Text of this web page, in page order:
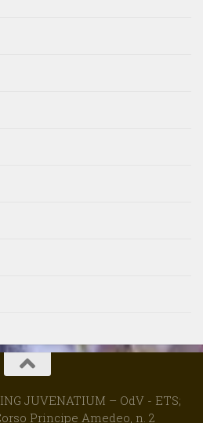
JUVENATIUM – OdV - ETS;
Principe Amedeo, n. 2